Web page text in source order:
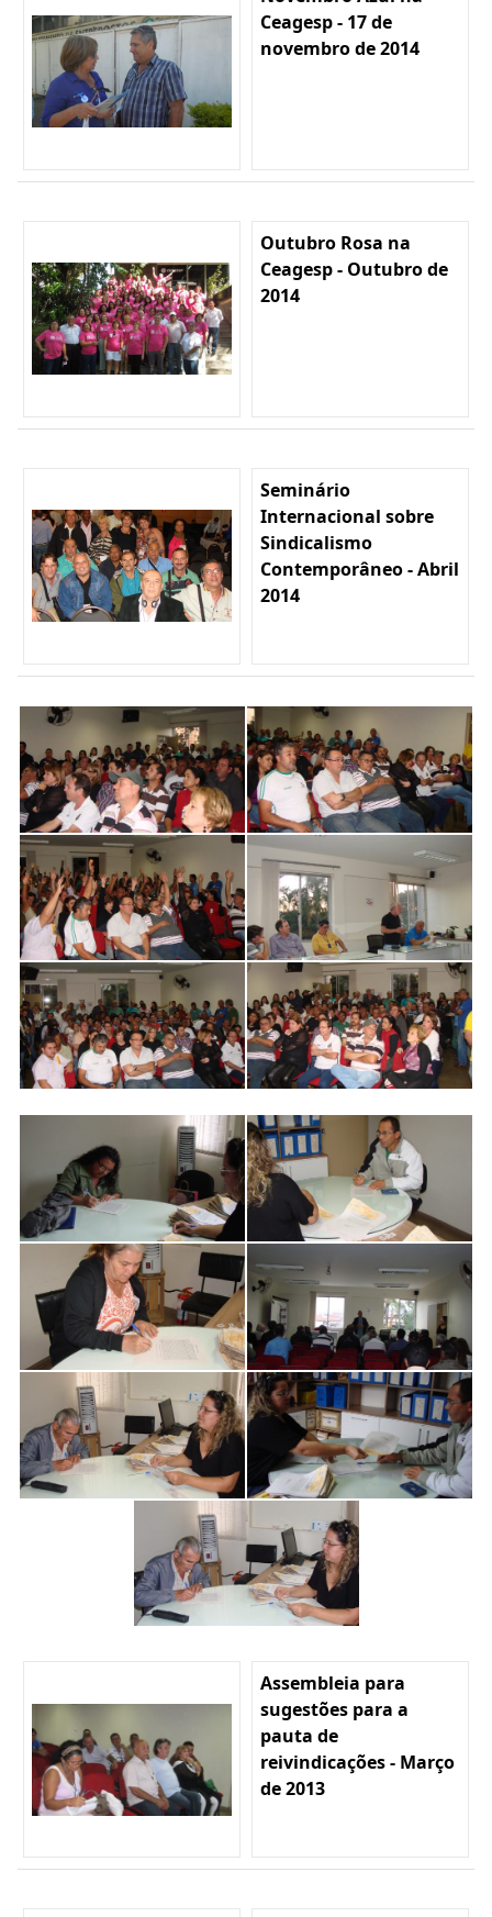
Ceagesp - 17 de
novembro de 2014
Outubro Rosa na
Ceagesp - Outubro de
2014
Seminário
Internacional sobre
Sindicalismo
Contemporâneo - Abril
2014
Assembleia para
sugestões para a
pauta de
reivindicações - Março
de 2013